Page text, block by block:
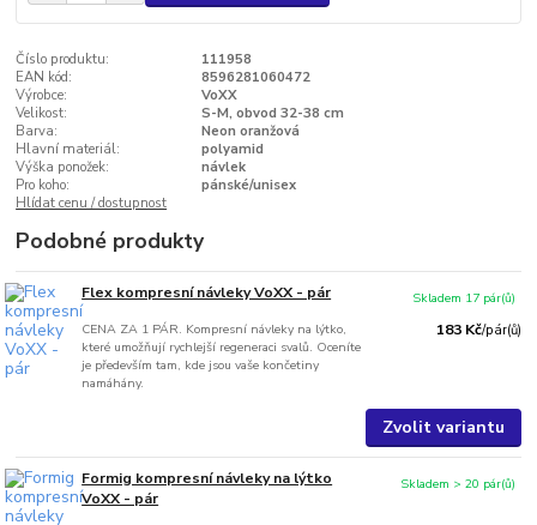
Číslo produktu:
111958
EAN kód:
8596281060472
Výrobce:
VoXX
Velikost:
S-M, obvod 32-38 cm
Barva:
Neon oranžová
Hlavní materiál:
polyamid
Výška ponožek:
návlek
Pro koho:
pánské/unisex
Hlídat cenu / dostupnost
Podobné produkty
Flex kompresní návleky VoXX - pár
CENA ZA 1 PÁR. Kompresní návleky na lýtko,
které umožňují rychlejší regeneraci svalů. Oceníte
je především tam, kde jsou vaše končetiny
namáhány.
183 Kč/pár(ů)
Skladem 17 pár(ů)
Zvolit variantu
Formig kompresní návleky na lýtko
VoXX - pár
Skladem > 20 pár(ů)